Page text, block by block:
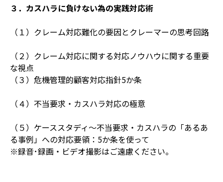
３．カスハラに負けない為の実践対応術
（１）クレーム対応難化の要因とクレーマーの思考回路
（２）クレーム対応に関する対応ノウハウに関する重要
な視点
（３）危機管理的顧客対応指針5か条
（４）不当要求・カスハラ対応の極意
（５）ケーススタディ〜不当要求・カスハラの「あるあ
る事例」への対応要領：5か条を使って
※録音･録画・ビデオ撮影はご遠慮ください。